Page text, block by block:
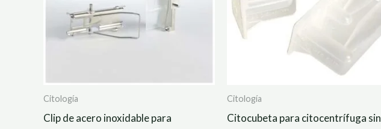
Citología
Clip de acero inoxidable para
Citología
Citocubeta para citocentrífuga sin